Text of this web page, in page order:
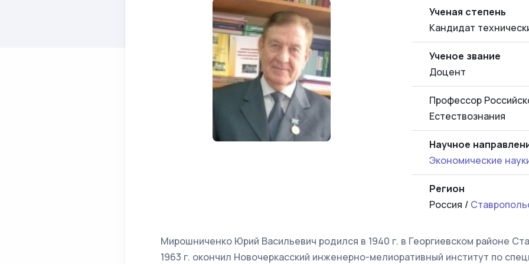
Ученая степень
Кандидат
Ученое звание
Доцент
Профессор
Естествознания
Научное
Экономические
Регион
Россия /
Мирошниченко Юрий Васильевич родился в 1940 г. в Георгиевском районе
1963 г. окончил Новочеркасский инженерно-мелиоративный институт по